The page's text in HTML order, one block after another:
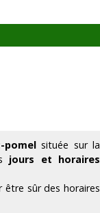
pomelsituée sur la
jours et horaires
être sûr des horaires